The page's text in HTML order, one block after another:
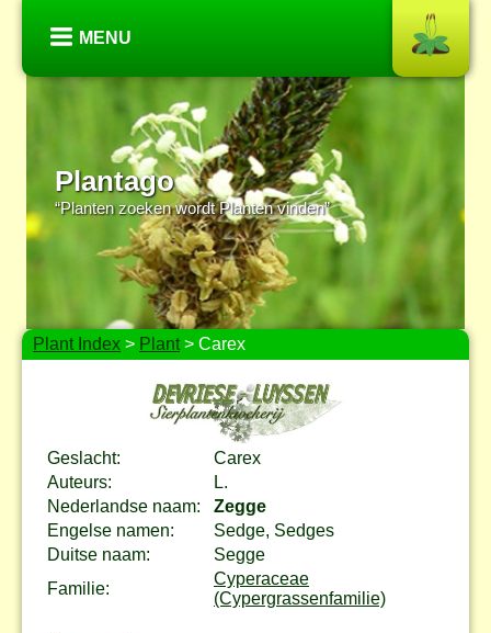
MENU
Plantago
“Planten zoeken wordt Planten vinden”
Plant Index > Plant> Carex
Geslacht:
Carex
Auteurs:
L.
Nederlandse naam:
Zegge
Engelse namen:
Sedge, Sedges
Duitse naam:
Segge
Familie:
Cyperaceae
(Cypergrassenfamilie)